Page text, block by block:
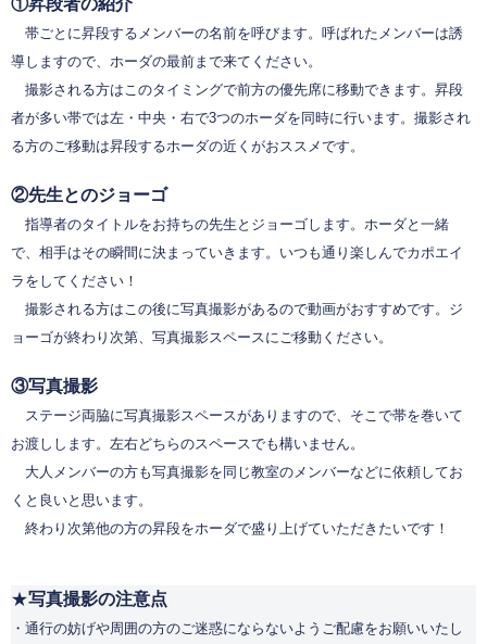
①昇段者の紹介
帯ごとに昇段するメンバーの名前を呼びます。呼ばれたメンバーは誘
導しますので、ホーダの最前まで来てください。
撮影される方はこのタイミングで前方の優先席に移動できます。昇段
者が多い帯では左・中央・右で3つのホーダを同時に行います。撮影され
る方のご移動は昇段するホーダの近くがおススメです。
②先生とのジョーゴ
指導者のタイトルをお持ちの先生とジョーゴします。ホーダと一緒
で、相手はその瞬間に決まっていきます。いつも通り楽しんでカポエイ
ラをしてください！
撮影される方はこの後に写真撮影があるので動画がおすすめです。ジ
ョーゴが終わり次第、写真撮影スペースにご移動ください。
③写真撮影
ステージ両脇に写真撮影スペースがありますので、そこで帯を巻いて
お渡しします。左右どちらのスペースでも構いません。
大人メンバーの方も写真撮影を同じ教室のメンバーなどに依頼してお
くと良いと思います。
終わり次第他の方の昇段をホーダで盛り上げていただきたいです！
★写真撮影の注意点
・通行の妨げや周囲の方のご迷惑にならないようご配慮をお願いいたし